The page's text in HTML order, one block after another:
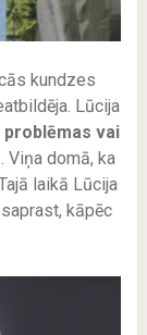
kundzes
Lūcija
vai
. Viņa domā, ka
laikā Lūcija
kāpēc